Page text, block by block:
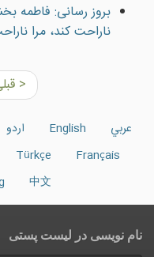
بروز رسانی: فاطمه
ناراحت کند، مرا
<
عربي English اردو
Français
Türkçe
中文
نام نویسی در ليست پستى